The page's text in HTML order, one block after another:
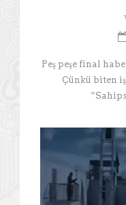
Peş peşe final
Çünkü biten